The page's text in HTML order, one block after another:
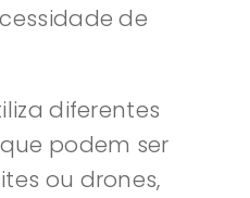
de
diferentes
podem ser
ou drones,